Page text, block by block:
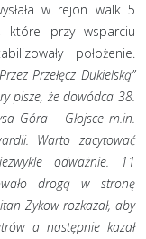
w rejon walk 5
które przy wsparciu
położenie.
Przełęcz Dukielską”
pisze, że dowódca 38.
Góra – Głojsce m.in.
Warto zacytować
odważnie. 11
drogą w stronę
Zykow rozkazał, aby
a następnie kazał